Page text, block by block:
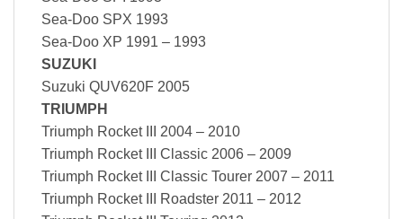
Sea-Doo SPX 1993
Sea-Doo XP 1991 – 1993
SUZUKI
Suzuki QUV620F 2005
TRIUMPH
Triumph Rocket III 2004 – 2010
Triumph Rocket III Classic 2006 – 2009
Triumph Rocket III Classic Tourer 2007 – 2011
Triumph Rocket III Roadster 2011 – 2012